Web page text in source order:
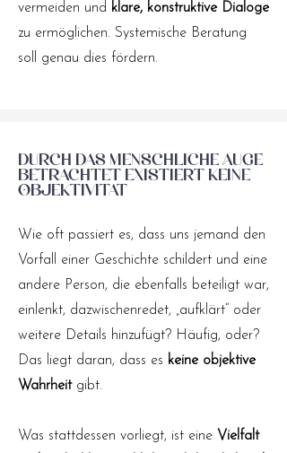
vermeiden und klare, konstruktive Dialoge
zu ermöglichen. Systemische Beratung
soll genau dies fördern.
Durch das menschliche Auge
betrachtet existiert keine
Objektivität
Wie oft passiert es, dass uns jemand den
Vorfall einer Geschichte schildert und eine
andere Person, die ebenfalls beteiligt war,
einlenkt, dazwischenredet, „aufklärt“ oder
weitere Details hinzufügt? Häufig, oder?
Das liegt daran, dass es keine objektive
Wahrheitgibt.
Was stattdessen vorliegt, ist eine Vielfalt